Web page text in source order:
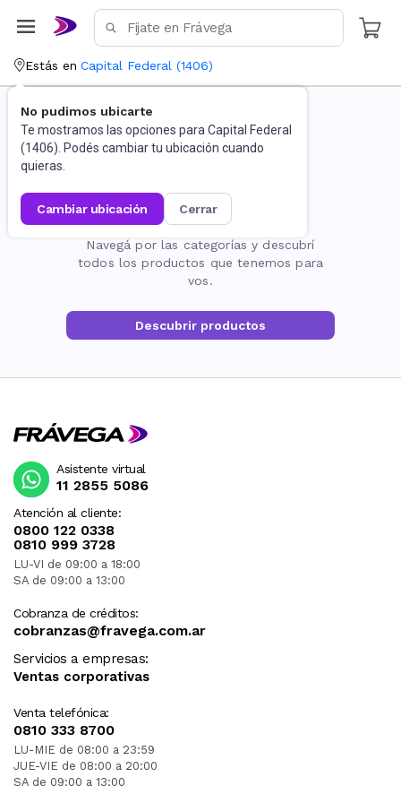
Estás en Capital Federal (1406)
No pudimos ubicarte
Te mostramos las opciones para Capital Federal
(1406). Podés cambiar tu ubicación cuando
quieras.
cambiar ubicación cerrar
La página no existe
Navegá por las categorías y descubrí
todos los productos que tenemos para
vos.
Descubrir productos
Atención al cliente:
0800 122 0338
0810 999 3728
LU-VI de 09:00 a 18:00
SA de 09:00 a 13:00
Cobranza de créditos:
cobranzas@fravega.com.ar
Servicios a empresas:
Ventas corporativas
Venta telefónica:
0810 333 8700
LU-MIE de 08:00 a 23:59
JUE-VIE de 08:00 a 20:00
SA de 09:00 a 13:00
Asistente virtual
11 2855 5086